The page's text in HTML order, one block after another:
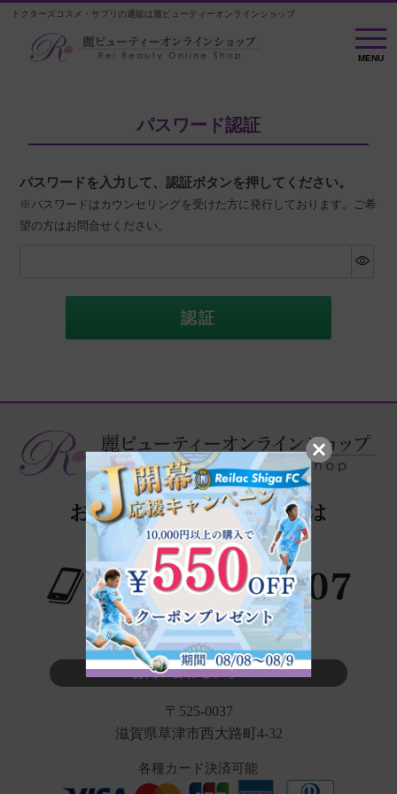
ドクターズコスメ・サプリの通販は麗ビューティーオンラインショップ
MENU
MENU
パスワード認証
パスワードを入力して、認証ボタンを押してください。
※パスワードはカウンセリングを受けた方に発行しております。ご希
望の方はお問合せください。
認証
※タップでお電話が繋がります
お問い合わせフォーム
〒525-0037
滋賀県草津市西大路町4-32
各種カード決済可能